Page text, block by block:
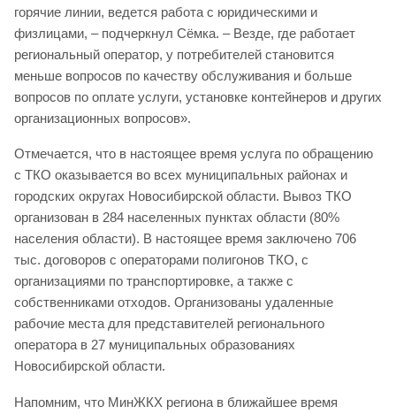
горячие линии, ведется работа с юридическими и
физлицами, – подчеркнул Сёмка. – Везде, где работает
региональный оператор, у потребителей становится
меньше вопросов по качеству обслуживания и больше
вопросов по оплате услуги, установке контейнеров и других
организационных вопросов».
Отмечается, что в настоящее время услуга по обращению
с ТКО оказывается во всех муниципальных районах и
городских округах Новосибирской области. Вывоз ТКО
организован в 284 населенных пунктах области (80%
населения области). В настоящее время заключено 706
тыс. договоров с операторами полигонов ТКО, с
организациями по транспортировке, а также с
собственниками отходов. Организованы удаленные
рабочие места для представителей регионального
оператора в 27 муниципальных образованиях
Новосибирской области.
Напомним, что МинЖКХ региона в ближайшее время